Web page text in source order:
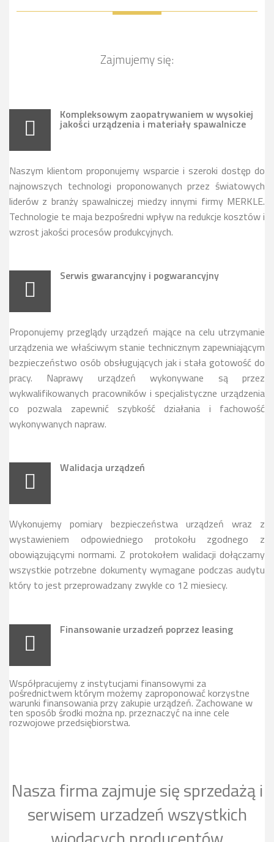
Zajmujemy się:
Kompleksowym zaopatrywaniem w wysokiej
jakości urządzenia i materiały spawalnicze
Naszym klientom proponujemy wsparcie i szeroki dostęp do
najnowszych technologi proponowanych przez światowych
liderów z branży spawalniczej miedzy innymi firmy MERKLE.
Technologie te maja bezpośredni wpływ na redukcje kosztów i
wzrost jakości procesów produkcyjnych.
Serwis gwarancyjny i pogwarancyjny
Proponujemy przeglądy urządzeń mające na celu utrzymanie
urządzenia we właściwym stanie technicznym zapewniającym
bezpieczeństwo osób obsługujących jak i stała gotowość do
pracy. Naprawy urządzeń wykonywane są przez
wykwalifikowanych pracowników i specjalistyczne urządzenia
co pozwala zapewnić szybkość działania i fachowość
wykonywanych napraw.
Walidacja urządzeń
Wykonujemy pomiary bezpieczeństwa urządzeń wraz z
wystawieniem odpowiedniego protokołu zgodnego z
obowiązującymi normami. Z protokołem walidacji dołączamy
wszystkie potrzebne dokumenty wymagane podczas audytu
który to jest przeprowadzany zwykle co 12 miesiecy.
Finansowanie urzadzeń poprzez leasing
Współpracujemy z instytucjami finansowymi za
pośrednictwem którym możemy zaproponować korzystne
warunki finansowania przy zakupie urządzeń. Zachowane w
ten sposób środki można np. przeznaczyć na inne cele
rozwojowe przedsiębiorstwa.
Nasza firma zajmuje się sprzedażą i
serwisem urzadzeń wszystkich